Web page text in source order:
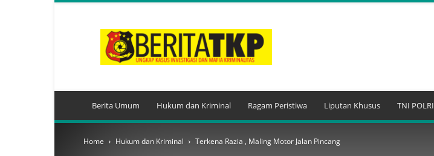
Berita Umum Hukum dan Kriminal Ragam Peristiwa Liputan Khusus TNI POLRI
Home Hukum dan Kriminal Terkena Razia , Maling Motor Jalan Pincang